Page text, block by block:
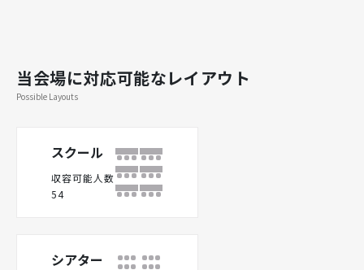
当会場に対応可能なレイアウト
Possible Layouts
スクール
収容可能人数
54
シアター